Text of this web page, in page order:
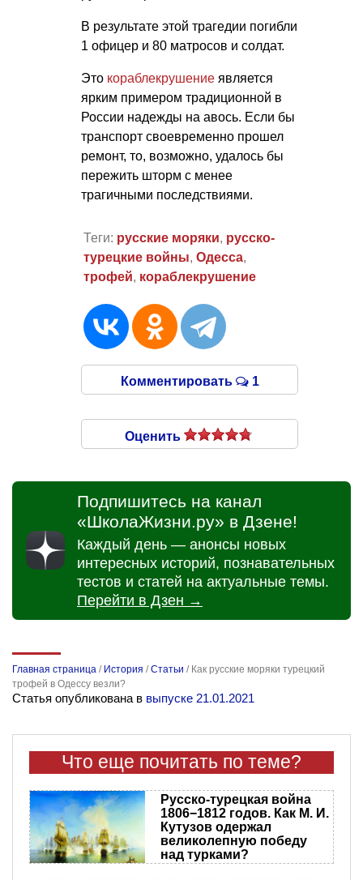
В результате этой трагедии погибли
1 офицер и 80 матросов и солдат.
Это кораблекрушение является
ярким примером традиционной в
России надежды на авось. Если бы
транспорт своевременно прошел
ремонт, то, возможно, удалось бы
пережить шторм с менее
трагичными последствиями.
Теги: русские моряки, русско-
турецкие войны, Одесса,
трофей, кораблекрушение
Комментировать 1
Оценить
Подпишитесь на канал
«ШколаЖизни.ру» в Дзене!
Каждый день — анонсы новых
интересных историй, познавательных
тестов и статей на актуальные темы.
Перейти в Дзен →
Главная страница / История /Статьи / Как русские моряки турецкий
трофей в Одессу везли?
Статья опубликована в выпуске 21.01.2021
Что еще почитать по теме?
Русско-турецкая война
1806−1812 годов. Как М. И.
Кутузов одержал
великолепную победу
над турками?